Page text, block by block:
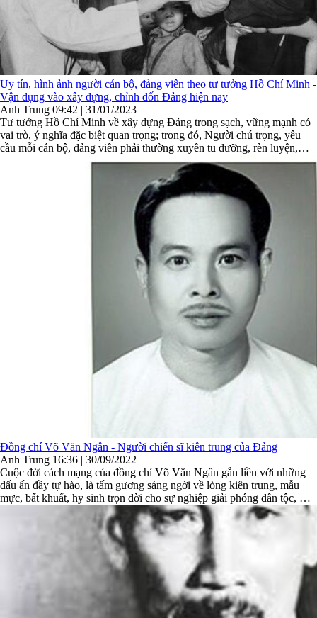
Uy tín, hình ảnh người cán bộ, đảng viên theo tư tưởng Hồ Chí Minh -
Vận dụng vào xây dựng, chỉnh đốn Đảng hiện nay
Anh Trung 09:42 | 31/01/2023
Tư tưởng Hồ Chí Minh về xây dựng Đảng trong sạch, vững mạnh có
vai trò, ý nghĩa đặc biệt quan trọng; trong đó, Người chú trọng, yêu
cầu mỗi cán bộ, đảng viên phải thường xuyên tu dưỡng, rèn luyện,
phấn đấu về mọi mặt, thực hiện trách nhiệm nêu gương ...
Đồng chí Võ Văn Ngân - Người chiến sĩ kiên trung của Đảng
Anh Trung 16:36 | 30/09/2022
Cuộc đời cách mạng của đồng chí Võ Văn Ngân gắn liền với những
dấu ấn đầy tự hào, là tấm gương sáng ngời về lòng kiên trung, mẫu
mực, bất khuất, hy sinh trọn đời cho sự nghiệp giải phóng dân tộc, mãi
mãi là niềm tự hào của toàn Đảng, toàn thể dân ...